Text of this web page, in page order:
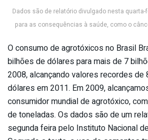
Dados são de relatório divulgado nesta
para as consequências à saúde, como o
O consumo de agrotóxicos no Brasil
bilhões de dólares para mais de 7
2008, alcançando valores recordes de
dólares em 2011. Em 2009,
consumidor mundial de agrotóxico,
de toneladas. Os dados são de um
segunda feira pelo Instituto Nacional